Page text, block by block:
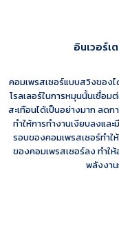
อินเวอร์
คอมเพรสเซอร์แบบสวิงของไ
โรลเลอร์ในการหมุนนั้นเชื่อ
สะเทือนได้เป็นอย่างมาก ลด
ทำให้การทำงานเงียบลงและ
รอบของคอมเพรสเซอร์ทำใ
ของคอมเพรสเซอร์ลง ทำใ
พลังงาน